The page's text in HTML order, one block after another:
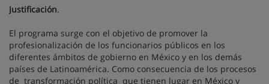
Justificación.
El programa surge con el objetivo de promover la
profesionalización de los funcionarios públicos en los
diferentes ámbitos de gobierno en México y en los demás
países de Latinoamérica. Como consecuencia de los procesos
de transformación política que tienen lugar en México y